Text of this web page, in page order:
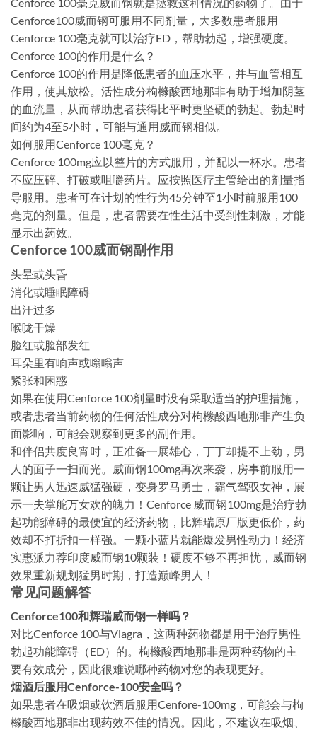
Cenforce100威而钢可服用不同剂量，大多数患者服用
Cenforce 100毫克就可以治疗ED，帮助勃起，增强硬度。
Cenforce 100的作用是什么？
Cenforce 100的作用是降低患者的血压水平，并与血管相互
作用，使其放松。活性成分枸橼酸西地那非有助于增加阴茎
的血流量，从而帮助患者获得比平时更坚硬的勃起。勃起时
间约为4至5小时，可能与通用威而钢相似。
如何服用Cenforce 100毫克？
Cenforce 100mg应以整片的方式服用，并配以一杯水。患者
不应压碎、打破或咀嚼药片。应按照医疗主管给出的剂量指
导服用。患者可在计划的性行为45分钟至1小时前服用100
毫克的剂量。但是，患者需要在性生活中受到性刺激，才能
显示出药效。
Cenforce 100威而钢副作用
头晕或头昏
消化或睡眠障碍
出汗过多
喉咙干燥
脸红或脸部发红
耳朵里有响声或嗡嗡声
紧张和困惑
如果在使用Cenforce 100剂量时没有采取适当的护理措施，
或者患者当前药物的任何活性成分对枸橼酸西地那非产生负
面影响，可能会观察到更多的副作用。
和伴侣共度良宵时，正准备一展雄心，丁丁却提不上劲，男
人的面子一扫而光。威而钢100mg再次来袭，房事前服用一
颗让男人迅速威猛强硬，变身罗马勇士，霸气驾驭女神，展
示一夫掌舵万女欢的魄力！Cenforce 威而钢100mg是治疗勃
起功能障碍的最便宜的经济药物，比辉瑞原厂版更低价，药
效却不打折扣一样强。一颗小蓝片就能爆发男性动力！经济
实惠派力荐印度威而钢10颗装！硬度不够不再担忧，威而钢
效果重新规划猛男时期，打造巅峰男人！
常见问题解答
Cenforce100和辉瑞威而钢一样吗？
对比Cenforce 100与Viagra，这两种药物都是用于治疗男性
勃起功能障碍（ED）的。枸橼酸西地那非是两种药物的主
要有效成分，因此很难说哪种药物对您的表现更好。
烟酒后服用Cenforce-100安全吗？
如果患者在吸烟或饮酒后服用Cenfore-100mg，可能会与枸
橼酸西地那非出现药效不佳的情况。因此，不建议在吸烟、